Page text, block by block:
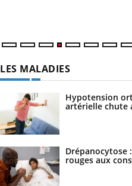
LES MALADIES
Hypotension
artérielle chute
Drépanocytose
rouges aux